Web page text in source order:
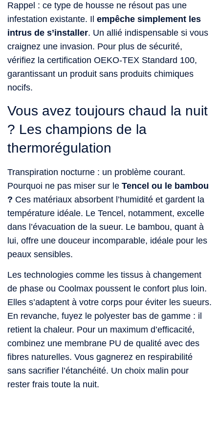
Rappel : ce type de housse ne résout pas une
infestation existante. Il empêche simplement les
intrus de s’installer. Un allié indispensable si vous
craignez une invasion. Pour plus de sécurité,
vérifiez la certification OEKO-TEX Standard 100,
garantissant un produit sans produits chimiques
nocifs.
Vous avez toujours chaud la nuit
? Les champions de la
thermorégulation
Transpiration nocturne : un problème courant.
Pourquoi ne pas miser sur le Tencel ou le bambou
? Ces matériaux absorbent l’humidité et gardent la
température idéale. Le Tencel, notamment, excelle
dans l’évacuation de la sueur. Le bambou, quant à
lui, offre une douceur incomparable, idéale pour les
peaux sensibles.
Les technologies comme les tissus à changement
de phase ou Coolmax poussent le confort plus loin.
Elles s’adaptent à votre corps pour éviter les sueurs.
En revanche, fuyez le polyester bas de gamme : il
retient la chaleur. Pour un maximum d’efficacité,
combinez une membrane PU de qualité avec des
fibres naturelles. Vous gagnerez en respirabilité
sans sacrifier l’étanchéité. Un choix malin pour
rester frais toute la nuit.